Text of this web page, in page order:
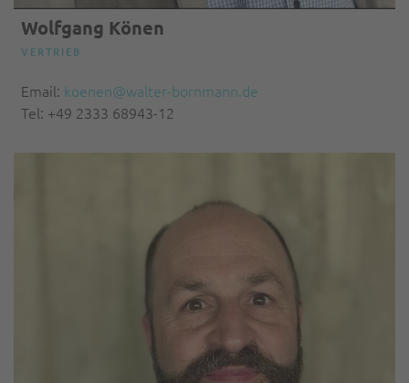
Wolfgang Könen
VERTRIEB
Email: koenen@walter-bornmann.de
Tel: +49 2333 68943-12